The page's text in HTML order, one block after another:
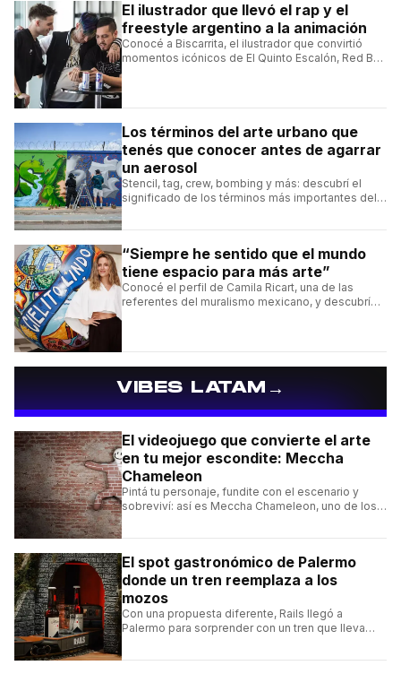
El ilustrador que llevó el rap y el
freestyle argentino a la animación
Conocé a Biscarrita, el ilustrador que convirtió
momentos icónicos de El Quinto Escalón, Red Bull
Los términos del arte urbano que
tenés que conocer antes de agarrar
un aerosol
Stencil, tag, crew, bombing y más: descubrí el
significado de los términos más importantes del
“Siempre he sentido que el mundo
tiene espacio para más arte”
Conocé el perfil de Camila Ricart, una de las
referentes del muralismo mexicano, y descubrí
VIBES LATAM →
El videojuego que convierte el arte
en tu mejor escondite: Meccha
Chameleon
Pintá tu personaje, fundite con el escenario y
sobreviví: así es Meccha Chameleon, uno de los
El spot gastronómico de Palermo
donde un tren reemplaza a los
mozos
Con una propuesta diferente, Rails llegó a
Palermo para sorprender con un tren que lleva